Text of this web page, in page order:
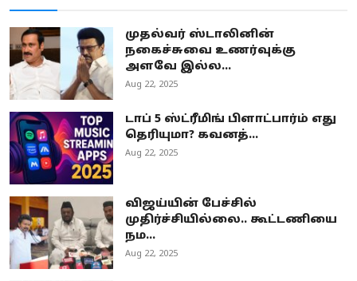
முதல்வர் ஸ்டாலினின்
நகைச்சுவை உணர்வுக்கு
அளவே இல்ல...
Aug 22, 2025
டாப் 5 ஸ்ட்ரீமிங் பிளாட்பார்ம் எது
தெரியுமா? கவனத்...
Aug 22, 2025
விஜய்யின் பேச்சில்
முதிர்ச்சியில்லை.. கூட்டணியை
நம...
Aug 22, 2025